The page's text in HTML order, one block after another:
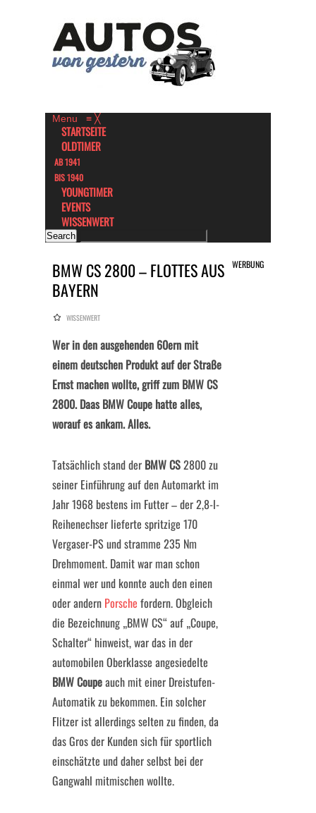
Menu ≡ ╳
STARTSEITE
OLDTIMER
AB 1941
BIS 1940
YOUNGTIMER
EVENTS
WISSENWERT
BMW CS 2800 – FLOTTES AUS
BAYERN
WERBUNG
WISSENWERT
Wer in den ausgehenden 60ern mit
einem deutschen Produkt auf der Straße
Ernst machen wollte, griff zum BMW CS
2800. Daas BMW Coupe hatte alles,
worauf es ankam. Alles.
Tatsächlich stand der BMW CS2800 zu
seiner Einführung auf den Automarkt im
Jahr 1968 bestens im Futter – der 2,8-l-
Reihenechser lieferte spritzige 170
Vergaser-PS und stramme 235 Nm
Drehmoment. Damit war man schon
einmal wer und konnte auch den einen
oder andern Porsche fordern. Obgleich
die Bezeichnung „BMW CS“ auf „Coupe,
Schalter“ hinweist, war das in der
automobilen Oberklasse angesiedelte
BMW Coupeauch mit einer Dreistufen-
Automatik zu bekommen. Ein solcher
Flitzer ist allerdings selten zu finden, da
das Gros der Kunden sich für sportlich
einschätzte und daher selbst bei der
Gangwahl mitmischen wollte.